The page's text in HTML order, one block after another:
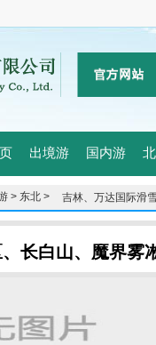
出境游 国内游
> 东北 > 吉林、万达国际滑
长白山、魔界雾